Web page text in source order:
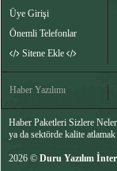
Üye Girişi
Önemli Telefonlar
Sitene Ekle
Haber Yazılımı
Haber Paketleri Sizlere
ya da sektörde kalite
2026 © Duru Yazılım